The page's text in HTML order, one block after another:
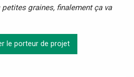
graines, finalement ça va
le porteur de projet